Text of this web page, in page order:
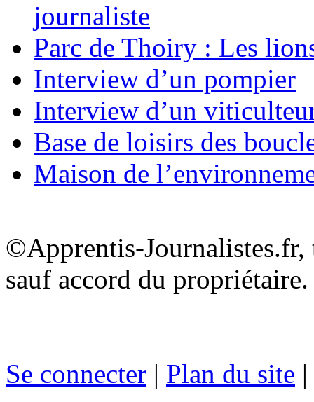
journaliste
Parc de Thoiry : Les
Interview d’un pompier
Interview d’un
Base de loisirs des
Maison de
©Apprentis-
sauf accord du propriétaire.
Se connecter | Plan du site |